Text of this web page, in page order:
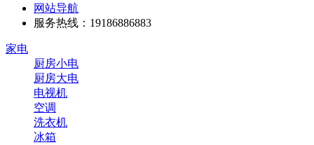
网站导航
服务热线：19186886883
家电
厨房小电
厨房大电
电视机
空调
洗衣机
冰箱